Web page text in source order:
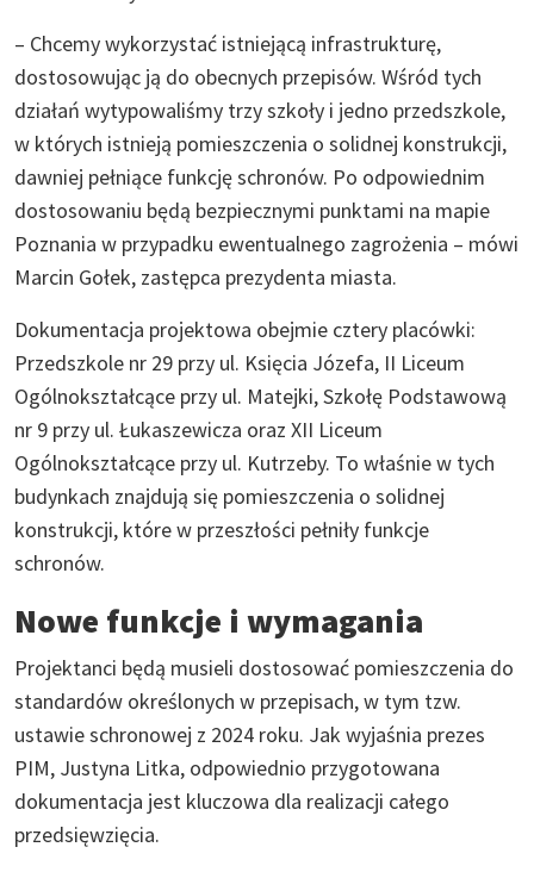
– Chcemy wykorzystać istniejącą infrastrukturę,
dostosowując ją do obecnych przepisów. Wśród tych
działań wytypowaliśmy trzy szkoły i jedno przedszkole,
w których istnieją pomieszczenia o solidnej konstrukcji,
dawniej pełniące funkcję schronów. Po odpowiednim
dostosowaniu będą bezpiecznymi punktami na mapie
Poznania w przypadku ewentualnego zagrożenia – mówi
Marcin Gołek, zastępca prezydenta miasta.
Dokumentacja projektowa obejmie cztery placówki:
Przedszkole nr 29 przy ul. Księcia Józefa, II Liceum
Ogólnokształcące przy ul. Matejki, Szkołę Podstawową
nr 9 przy ul. Łukaszewicza oraz XII Liceum
Ogólnokształcące przy ul. Kutrzeby. To właśnie w tych
budynkach znajdują się pomieszczenia o solidnej
konstrukcji, które w przeszłości pełniły funkcje
schronów.
Nowe funkcje i wymagania
Projektanci będą musieli dostosować pomieszczenia do
standardów określonych w przepisach, w tym tzw.
ustawie schronowej z 2024 roku. Jak wyjaśnia prezes
PIM, Justyna Litka, odpowiednio przygotowana
dokumentacja jest kluczowa dla realizacji całego
przedsięwzięcia.